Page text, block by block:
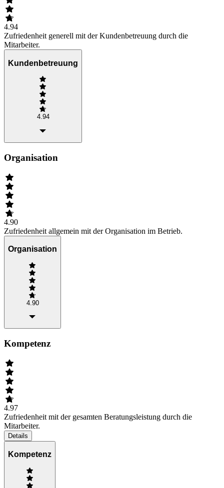
4.94
Zufriedenheit generell mit der Kundenbetreuung durch die
Mitarbeiter.
Kundenbetreuung
4.94
Organisation
4.90
Zufriedenheit allgemein mit der Organisation im Betrieb.
Organisation
4.90
Kompetenz
4.97
Zufriedenheit mit der gesamten Beratungsleistung durch die
Mitarbeiter.
Details
Kompetenz